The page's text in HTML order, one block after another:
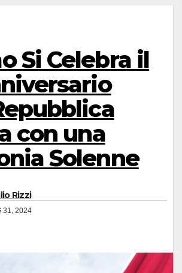
Si Celebra il
con una
Solenne
Rizzi
31, 2024